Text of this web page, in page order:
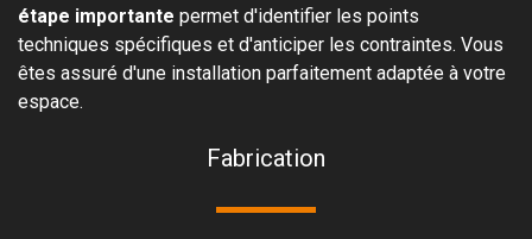
étape importante permet d'identifier les points
techniques spécifiques et d'anticiper les contraintes. Vous
êtes assuré d'une installation parfaitement adaptée à votre
espace.
Fabrication